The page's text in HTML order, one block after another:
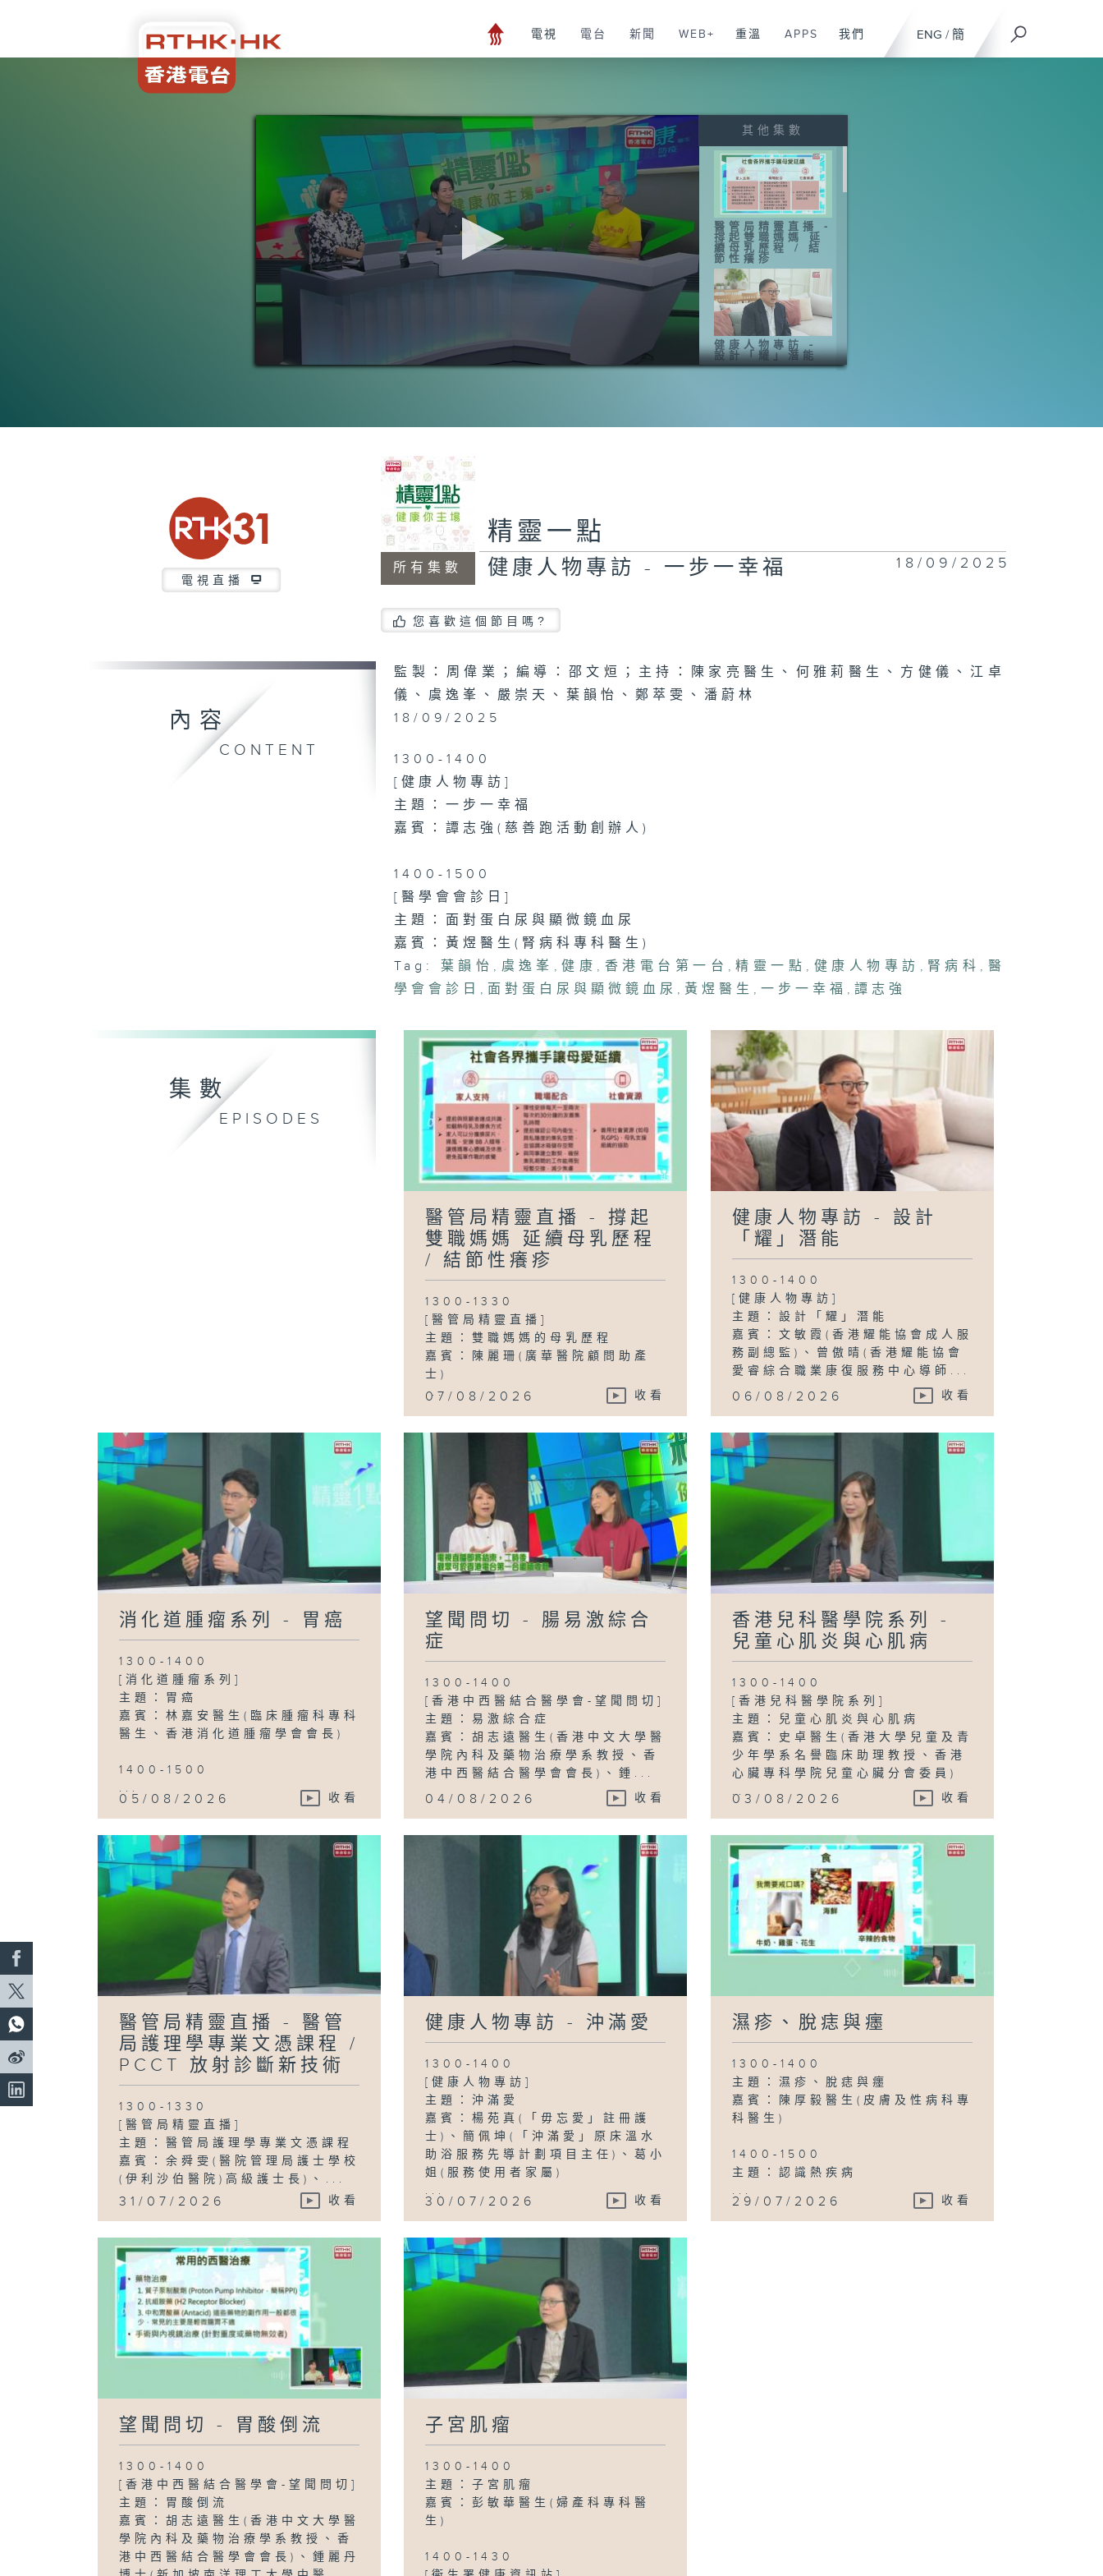
ENG / 簡
電視 電台 新聞 WEB+ 重溫 APPS 我們
0
其他集數
醫管局精靈直播 -
撐起雙職媽媽 延
續母乳歷程 / 結
節性癢疹
健康人物專訪 -
設計「耀」潛能
激綜合症
濕疹、脫痣與癦
望聞問切 - 胃酸
倒流
子宮肌瘤
電視直播
所有集數
精靈一點
健康人物專訪 - 一步一幸福 18/09/2025
您喜歡這個節目嗎?
內容
CONTENT
監製：周偉業；編導：邵文烜；主持：陳家亮醫生、何雅莉醫生、方健儀、江卓
儀、虞逸峯、嚴崇天、葉韻怡、鄭萃雯、潘蔚林
18/09/2025
1300-1400
[健康人物專訪]
主題：一步一幸福
嘉賓：譚志強(慈善跑活動創辦人)
1400-1500
[醫學會會診日]
主題：面對蛋白尿與顯微鏡血尿
嘉賓：黃煜醫生(腎病科專科醫生)
Tag:
葉韻怡 , 虞逸峯 , 健康 , 香港電台第一台 , 精靈一點 , 健康人物專訪 , 腎病科 , 醫
學會會診日 , 面對蛋白尿與顯微鏡血尿 , 黃煜醫生 ,一步一幸福 ,譚志強
集數
EPISODES
醫管局精靈直播 - 撐起
雙職媽媽 延續母乳歷程
/ 結節性癢疹
1300-1330
[醫管局精靈直播]
主題：雙職媽媽的母乳歷程
嘉賓：陳麗珊(廣華醫院顧問助產
士)
...
07/08/2026 收看
健康人物專訪 - 設計
「耀」潛能
1300-1400
[健康人物專訪]
主題：設計「耀」潛能
嘉賓：文敏霞(香港耀能協會成人服
務副總監)、曾傲晴(香港耀能協會
愛睿綜合職業康復服務中心導師...
06/08/2026 收看
消化道腫瘤系列 - 胃癌
1300-1400
[消化道腫瘤系列]
主題：胃癌
嘉賓：林嘉安醫生(臨床腫瘤科專科
醫生、香港消化道腫瘤學會會長)
1400-1500
...
05/08/2026 收看
望聞問切 - 腸易激綜合
症
1300-1400
[香港中西醫結合醫學會-望聞問切]
主題：易激綜合症
嘉賓：胡志遠醫生(香港中文大學醫
學院內科及藥物治療學系教授、香
港中西醫結合醫學會會長)、鍾...
04/08/2026 收看
香港兒科醫學院系列 -
兒童心肌炎與心肌病
1300-1400
[香港兒科醫學院系列]
主題：兒童心肌炎與心肌病
嘉賓：史卓醫生(香港大學兒童及青
少年學系名譽臨床助理教授、香港
心臟專科學院兒童心臟分會委員)
...
03/08/2026 收看
醫管局精靈直播 - 醫管
局護理學專業文憑課程 /
PCCT 放射診斷新技術
1300-1330
[醫管局精靈直播]
主題：醫管局護理學專業文憑課程
嘉賓：余舜雯(醫院管理局護士學校
(伊利沙伯醫院)高級護士長)、...
31/07/2026 收看
健康人物專訪 - 沖滿愛
1300-1400
[健康人物專訪]
主題：沖滿愛
嘉賓：楊苑真(「毋忘愛」註冊護
士)、簡佩坤(「沖滿愛」原床溫水
助浴服務先導計劃項目主任)、葛小
姐(服務使用者家屬)
...
30/07/2026 收看
濕疹、脫痣與癦
1300-1400
主題：濕疹、脫痣與癦
嘉賓：陳厚毅醫生(皮膚及性病科專
科醫生)
1400-1500
主題：認識熱疾病
...
29/07/2026 收看
望聞問切 - 胃酸倒流
1300-1400
[香港中西醫結合醫學會-望聞問切]
主題：胃酸倒流
嘉賓：胡志遠醫生(香港中文大學醫
學院內科及藥物治療學系教授、香
港中西醫結合醫學會會長)、鍾麗丹
子宮肌瘤
1300-1400
主題：子宮肌瘤
嘉賓：彭敏華醫生(婦產科專科醫
生)
1400-1430